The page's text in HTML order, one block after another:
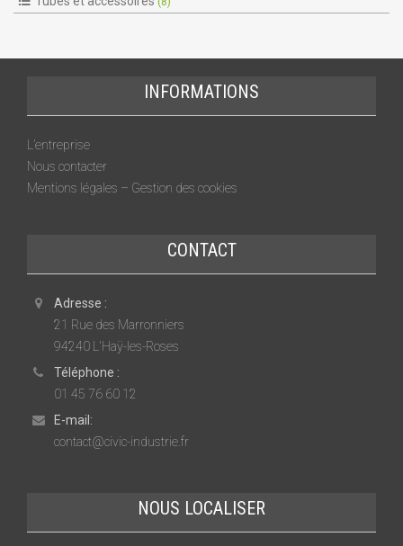
INFORMATIONS
L’entreprise
Nous contacter
Mentions légales – Gestion des cookies
CONTACT
Adresse :
21 Rue des Marronniers
94240 L'Haÿ-les-Roses
Téléphone :
01 45 76 60 12
E-mail:
contact@civic-industrie.fr
NOUS LOCALISER